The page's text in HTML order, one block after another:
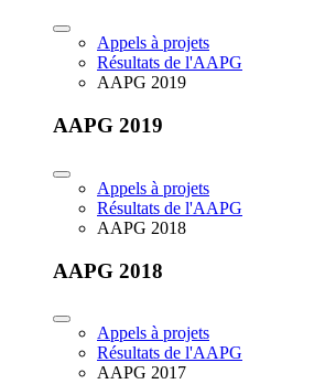
Appels à projets
Résultats de l'AAPG
AAPG 2019
AAPG 2019
Appels à projets
Résultats de l'AAPG
AAPG 2018
AAPG 2018
Appels à projets
Résultats de l'AAPG
AAPG 2017